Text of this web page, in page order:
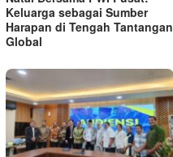
Keluarga sebagai Sumber
Harapan di Tengah Tantangan
Global